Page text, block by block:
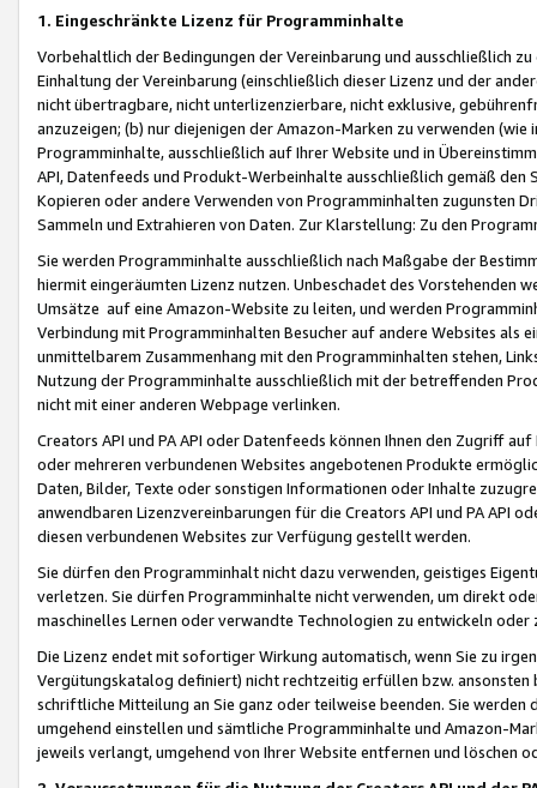
1. Eingeschränkte Lizenz für Programminhalte
Vorbehaltlich der Bedingungen der Vereinbarung und ausschließlich
Einhaltung der Vereinbarung (einschließlich dieser Lizenz und der
nicht übertragbare, nicht unterlizenzierbare, nicht exklusive,
anzuzeigen; (b) nur diejenigen der Amazon-Marken zu verwenden
Programminhalte, ausschließlich auf Ihrer Website und in
API, Datenfeeds und Produkt-Werbeinhalte ausschließlich gemäß
Kopieren oder andere Verwenden von Programminhalten zugunsten
Sammeln und Extrahieren von Daten. Zur Klarstellung: Zu den
Sie werden Programminhalte ausschließlich nach Maßgabe der
hiermit eingeräumten Lizenz nutzen. Unbeschadet des Vorstehenden
Umsätze auf eine Amazon-Website zu leiten, und werden
Verbindung mit Programminhalten Besucher auf andere Websites als
unmittelbarem Zusammenhang mit den Programminhalten stehen,
Nutzung der Programminhalte ausschließlich mit der betreffenden
nicht mit einer anderen Webpage verlinken.
Creators API und PA API oder Datenfeeds können Ihnen den Zugriff
oder mehreren verbundenen Websites angebotenen Produkte
Daten, Bilder, Texte oder sonstigen Informationen oder Inhalte
anwendbaren Lizenzvereinbarungen für die Creators API und PA API
diesen verbundenen Websites zur Verfügung gestellt werden.
Sie dürfen den Programminhalt nicht dazu verwenden, geistiges
verletzen. Sie dürfen Programminhalte nicht verwenden, um direkt
maschinelles Lernen oder verwandte Technologien zu entwickeln
Die Lizenz endet mit sofortiger Wirkung automatisch, wenn Sie zu
Vergütungskatalog definiert) nicht rechtzeitig erfüllen bzw. ansonsten
schriftliche Mitteilung an Sie ganz oder teilweise beenden. Sie werden
umgehend einstellen und sämtliche Programminhalte und Amazon-
jeweils verlangt, umgehend von Ihrer Website entfernen und löschen